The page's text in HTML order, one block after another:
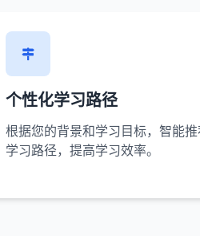
个性化学习路径
根据您的背景和学习目标，智能
学习路径，提高学习效率。